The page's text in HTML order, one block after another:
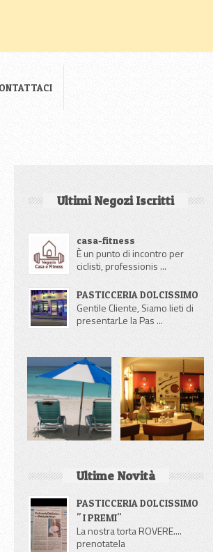
our users!
Ultimi Negozi Iscritti
casa-fitness
È un punto di incontro per
ciclisti, professionis ...
PASTICCERIA DOLCISSIMO
Gentile Cliente, Siamo lieti di
presentarLe la Pas ...
Ultime Novità
PASTICCERIA DOLCISSIMO
" I PREMI"
La nostra torta ROVERE....
prenotatela